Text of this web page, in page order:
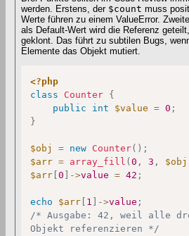
werden. Erstens, der $count muss
Werte führen zu einem ValueError.
als Default-Wert wird die Referenz
geklont. Das führt zu subtilen Bugs,
Elemente das Objekt mutiert.
<?php
class
Counter {
public
int $value = 0 ;
}
$obj = new Counter( ) ;
$arr = array_fill (0 , 3 , $obj
$arr [0 ->value = 42 ;
echo $arr 1 ->value ;
/* Ausgabe: 42, weil alle
Objekt referenzieren */